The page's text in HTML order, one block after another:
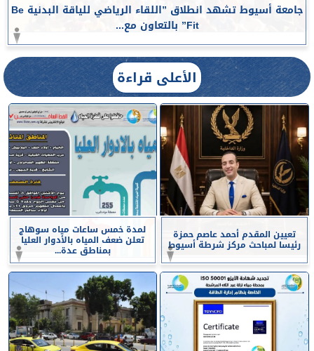
جامعة أسيوط تشهد انطلاق ”اللقاء الرياضي للياقة البدنية Be
Fit” بالتعاون مع...
الأعلى قراءة
تعيين المقدم أحمد عاصم حمزة
رئيسا لمباحث مركز شرطة أسيوط
لمدة خمس ساعات مياه سوهاج
تعلن ضعف المياه بالأدوار العليا
بمناطق عدة...